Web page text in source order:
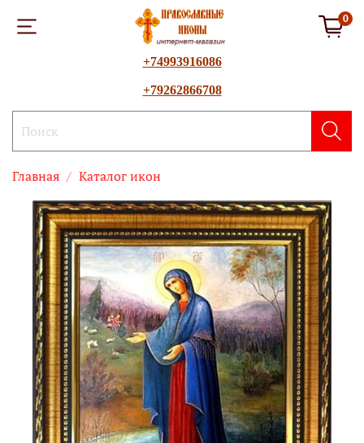
0
+74993916086
+79262866708
Главная Каталог икон